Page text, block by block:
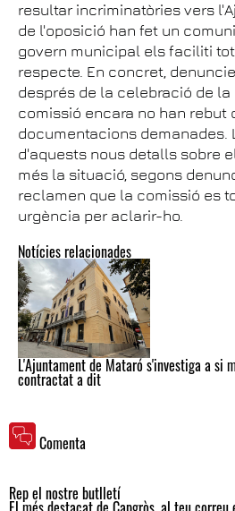
Notícies relacionades
L'Ajuntament de Mataró s'investiga a si
contractat a dit
resultar incriminatòries vers
de l'oposició han fet un
govern municipal els faciliti
respecte. En concret,
després de la celebració de la
comissió encara no han rebut
documentacions demanades.
d'aquests nous detalls sobre
més la situació, segons
reclamen que la comissió es
urgència per aclarir-ho.
Comenta
Rep el nostre butlletí